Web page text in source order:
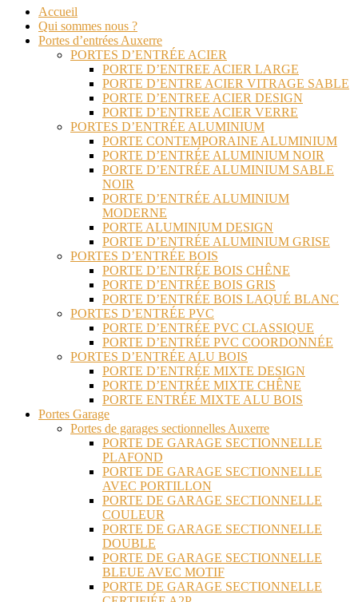
Accueil
Qui sommes nous ?
Portes d’entrées Auxerre
PORTES D’ENTRÉE ACIER
PORTE D’ENTREE ACIER LARGE
PORTE D’ENTRE ACIER VITRAGE SABLE
PORTE D’ENTREE ACIER DESIGN
PORTE D’ENTREE ACIER VERRE
PORTES D’ENTRÉE ALUMINIUM
PORTE CONTEMPORAINE ALUMINIUM
PORTE D’ENTRÉE ALUMINIUM NOIR
PORTE D’ENTRÉE ALUMINIUM SABLE
NOIR
PORTE D’ENTRÉE ALUMINIUM
MODERNE
PORTE ALUMINIUM DESIGN
PORTE D’ENTRÉE ALUMINIUM GRISE
PORTES D’ENTRÉE BOIS
PORTE D’ENTRÉE BOIS CHÊNE
PORTE D’ENTRÉE BOIS GRIS
PORTE D’ENTRÉE BOIS LAQUÉ BLANC
PORTES D’ENTRÉE PVC
PORTE D’ENTRÉE PVC CLASSIQUE
PORTE D’ENTRÉE PVC COORDONNÉE
PORTES D’ENTRÉE ALU BOIS
PORTE D’ENTRÉE MIXTE DESIGN
PORTE D’ENTRÉE MIXTE CHÊNE
PORTE ENTRÉE MIXTE ALU BOIS
Portes Garage
Portes de garages sectionnelles Auxerre
PORTE DE GARAGE SECTIONNELLE
PLAFOND
PORTE DE GARAGE SECTIONNELLE
AVEC PORTILLON
PORTE DE GARAGE SECTIONNELLE
COULEUR
PORTE DE GARAGE SECTIONNELLE
DOUBLE
PORTE DE GARAGE SECTIONNELLE
BLEUE AVEC MOTIF
PORTE DE GARAGE SECTIONNELLE